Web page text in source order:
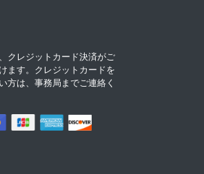
クレジットカード決済がご
ます。クレジットカードを
方は、事務局までご連絡く